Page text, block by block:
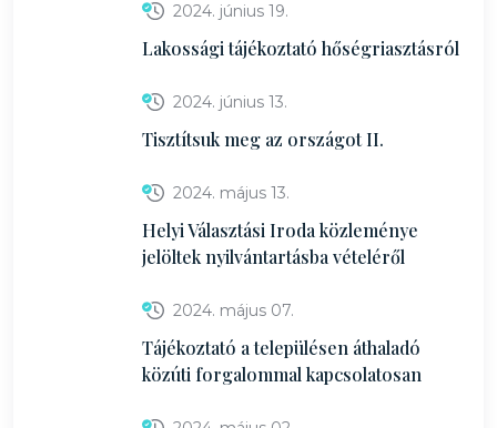
2024. június 19.
Lakossági tájékoztató hőségriasztásról
2024. június 13.
Tisztítsuk meg az országot II.
2024. május 13.
Helyi Választási Iroda közleménye
jelöltek nyilvántartásba vételéről
2024. május 07.
Tájékoztató a településen áthaladó
közúti forgalommal kapcsolatosan